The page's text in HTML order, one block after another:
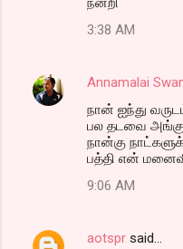
3:38 AM
Annamalai
நான் ஐந்து
பல தடவை அங்கு
நான்கு
பத்தி என்
9:06 AM
aotspr said…